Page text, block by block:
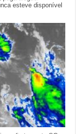
esteve disponível